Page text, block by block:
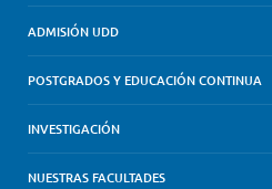
ADMISIÓN UDD
POSTGRADOS Y EDUCACIÓN CONTINUA
INVESTIGACIÓN
NUESTRAS FACULTADES